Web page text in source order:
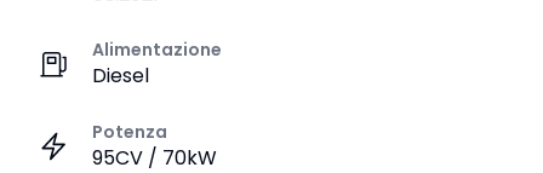
Alimentazione
Diesel
Potenza
95CV / 70kW